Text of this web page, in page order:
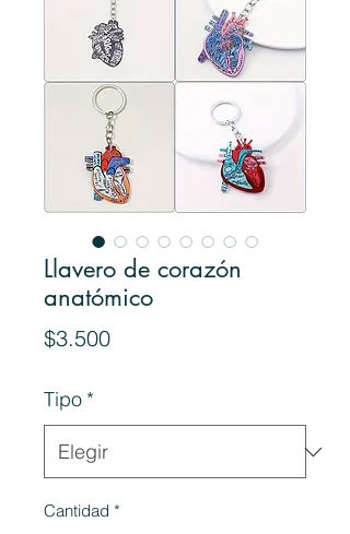
Llavero de corazón
anatómico
$3.500Precio
Tipo *
Cantidad *